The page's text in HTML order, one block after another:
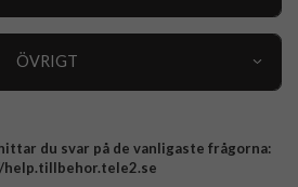
ÖVRIGT
du svar på de vanligaste frågorna: